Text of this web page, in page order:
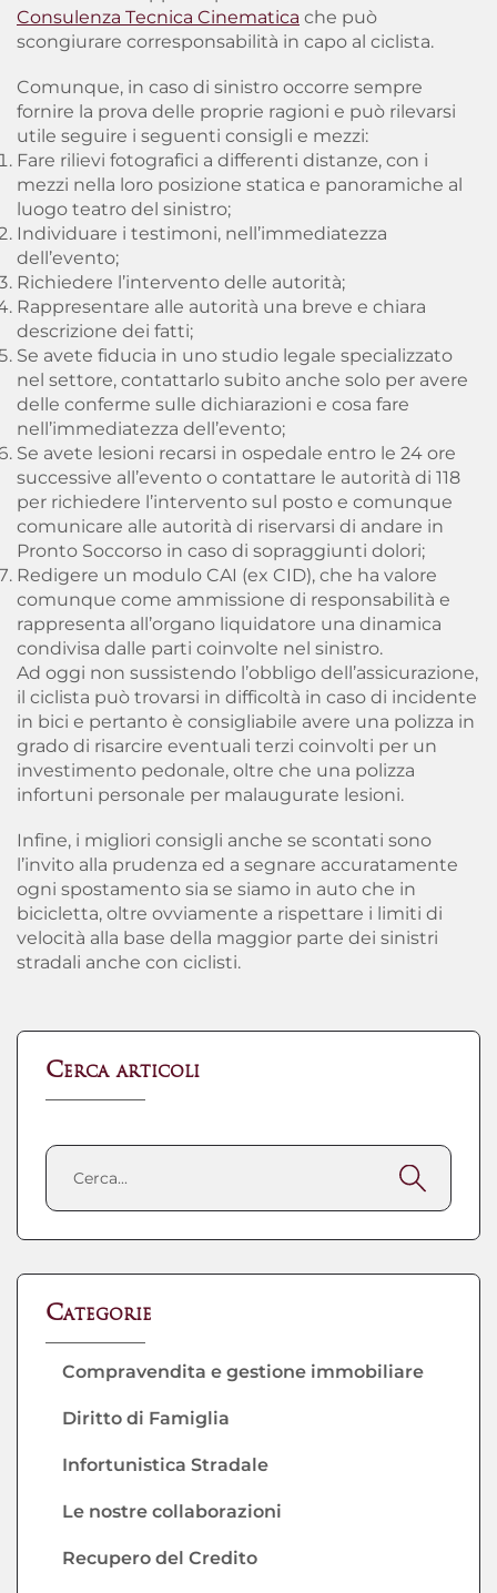
Consulenza Tecnica Cinematica che può
scongiurare corresponsabilità in capo al ciclista.
Comunque, in caso di sinistro occorre sempre
fornire la prova delle proprie ragioni e può rilevarsi
utile seguire i seguenti consigli e mezzi:
Fare rilievi fotografici a differenti distanze, con i
mezzi nella loro posizione statica e panoramiche al
luogo teatro del sinistro;
Individuare i testimoni, nell’immediatezza
dell’evento;
Richiedere l’intervento delle autorità;
Rappresentare alle autorità una breve e chiara
descrizione dei fatti;
Se avete fiducia in uno studio legale specializzato
nel settore, contattarlo subito anche solo per avere
delle conferme sulle dichiarazioni e cosa fare
nell’immediatezza dell’evento;
Se avete lesioni recarsi in ospedale entro le 24 ore
successive all’evento o contattare le autorità di 118
per richiedere l’intervento sul posto e comunque
comunicare alle autorità di riservarsi di andare in
Pronto Soccorso in caso di sopraggiunti dolori;
Redigere un modulo CAI (ex CID), che ha valore
comunque come ammissione di responsabilità e
rappresenta all’organo liquidatore una dinamica
condivisa dalle parti coinvolte nel sinistro.
Ad oggi non sussistendo l’obbligo dell’assicurazione,
il ciclista può trovarsi in difficoltà in caso di incidente
in bici e pertanto è consigliabile avere una polizza in
grado di risarcire eventuali terzi coinvolti per un
investimento pedonale, oltre che una polizza
infortuni personale per malaugurate lesioni.
Infine, i migliori consigli anche se scontati sono
l’invito alla prudenza ed a segnare accuratamente
ogni spostamento sia se siamo in auto che in
bicicletta, oltre ovviamente a rispettare i limiti di
velocità alla base della maggior parte dei sinistri
stradali anche con ciclisti.
Cerca articoli
Categorie
Compravendita e gestione immobiliare
Diritto di Famiglia
Infortunistica Stradale
Le nostre collaborazioni
Recupero del Credito